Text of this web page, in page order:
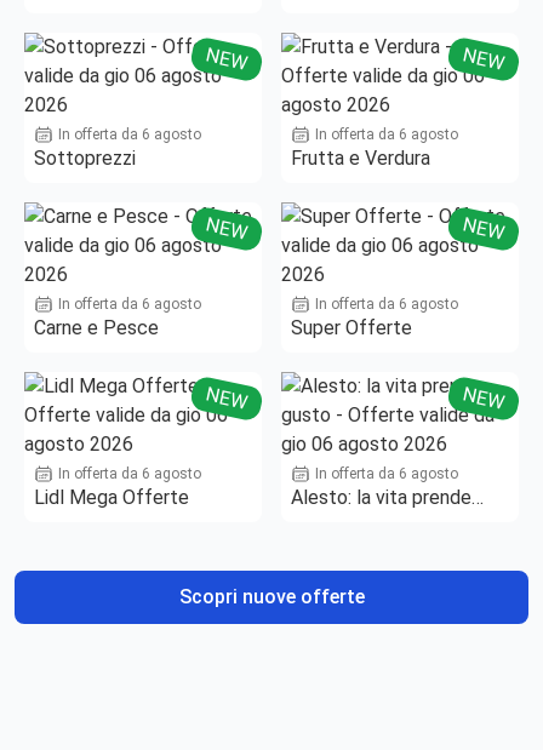
NEW
In offerta da 6 agosto
Sottoprezzi
NEW
In offerta da 6 agosto
Frutta e Verdura
NEW
In offerta da 6 agosto
Carne e Pesce
NEW
In offerta da 6 agosto
Super Offerte
NEW
In offerta da 6 agosto
Lidl Mega Offerte
NEW
In offerta da 6 agosto
Alesto: la vita prende
Scopri nuove offerte